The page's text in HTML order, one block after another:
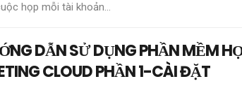
họp mỗi tài khoản…
DẪN SỬ DỤNG PHẦN MỀM
CLOUD PHẦN 1-CÀI ĐẶT